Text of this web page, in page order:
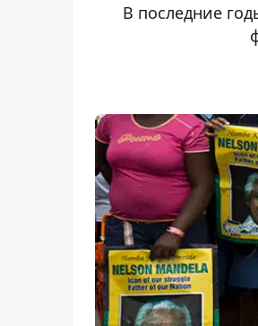
В последние